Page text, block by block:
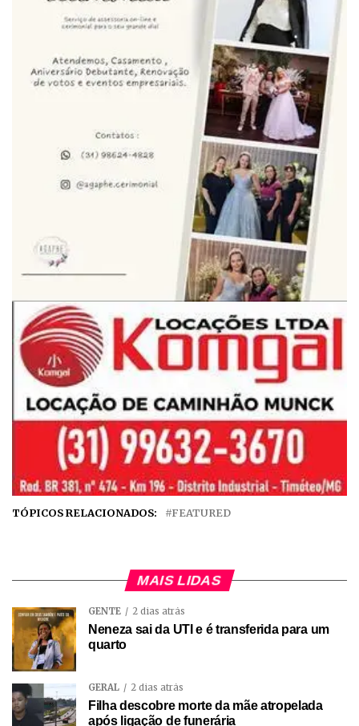
TÓPICOS RELACIONADOS: FEATURED
MAIS LIDAS
GENTE 2 dias atrás
Neneza sai da UTI e é transferida para um
quarto
GERAL 2 dias atrás
Filha descobre morte da mãe atropelada
após ligação de funerária